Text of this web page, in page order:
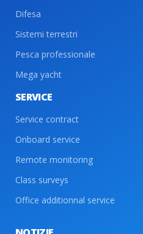
Difesa
Sistemi terrestri
Pesca professionale
Mega yacht
SERVICE
Service contract
Onboard service
Remote monitoring
Class surveys
Office additionnal service